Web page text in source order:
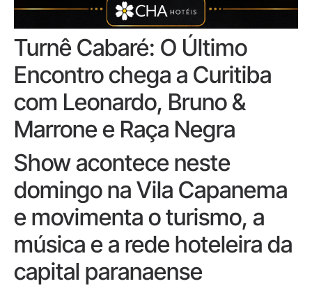
Turnê Cabaré: O Último
Encontro chega a Curitiba
com Leonardo, Bruno &
Marrone e Raça Negra
Show acontece neste
domingo na Vila Capanema
e movimenta o turismo, a
música e a rede hoteleira da
capital paranaense